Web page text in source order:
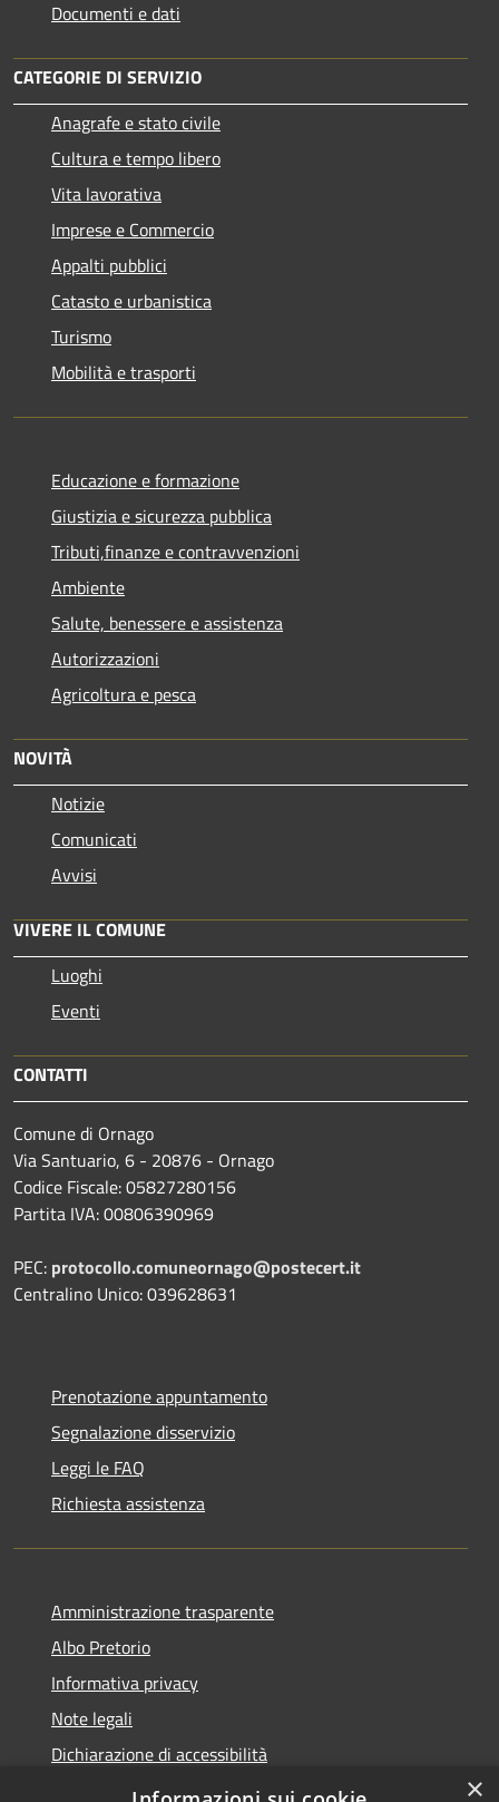
Documenti e dati
CATEGORIE DI SERVIZIO
Anagrafe e stato civile
Cultura e tempo libero
Vita lavorativa
Imprese e Commercio
Appalti pubblici
Catasto e urbanistica
Turismo
Mobilità e trasporti
Educazione e formazione
Giustizia e sicurezza pubblica
Tributi,finanze e contravvenzioni
Ambiente
Salute, benessere e assistenza
Autorizzazioni
Agricoltura e pesca
NOVITÀ
Notizie
Comunicati
Avvisi
VIVERE IL COMUNE
Luoghi
Eventi
CONTATTI
Comune di Ornago
Via Santuario, 6 - 20876 - Ornago
Codice Fiscale: 05827280156
Partita IVA: 00806390969
PEC: protocollo.comuneornago@postecert.it
Centralino Unico: 039628631
Prenotazione appuntamento
Segnalazione disservizio
Leggi le FAQ
Richiesta assistenza
Amministrazione trasparente
Albo Pretorio
Informativa privacy
Note legali
Dichiarazione di accessibilità
Obiettivi di accessibilità
×